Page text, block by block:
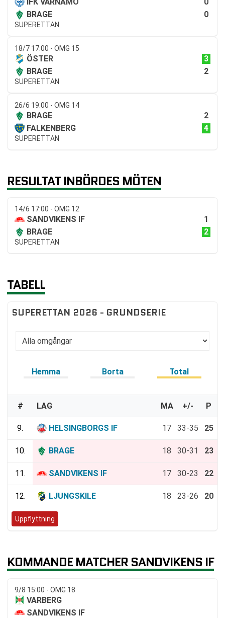
BRAGE
0
SUPERETTAN
18/7 17:00 - OMG 15
ÖSTER
3
BRAGE
2
SUPERETTAN
26/6 19:00 - OMG 14
BRAGE
2
FALKENBERG
4
SUPERETTAN
RESULTAT INBÖRDES MÖTEN
14/6 17:00 - OMG 12
SANDVIKENS IF
1
BRAGE
2
SUPERETTAN
TABELL
SUPERETTAN 2026 - GRUNDSERIE
Hemma Borta Total
# LAG MA +/- P
9. HELSINGBORGS IF 17 33-35 25
10. BRAGE 18 30-31 23
11. SANDVIKENS IF 17 30-23 22
12. LJUNGSKILE 18 23-26 20
Uppflyttning
KOMMANDE MATCHER SANDVIKENS IF
9/8 15:00 - OMG 18
VARBERG
SANDVIKENS IF